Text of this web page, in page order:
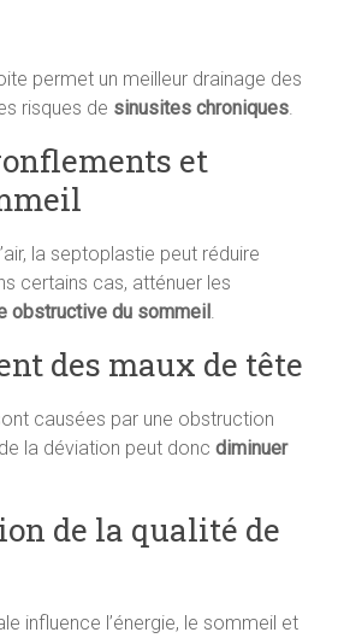
permet un meilleur drainage des
risques de sinusites chroniques.
et
la septoplastie peut réduire
certains cas, atténuer les
obstructive du sommeil.
des maux de tête
causées par une obstruction
la déviation peut doncdiminuer
de la qualité de
influence l’énergie, le sommeil et